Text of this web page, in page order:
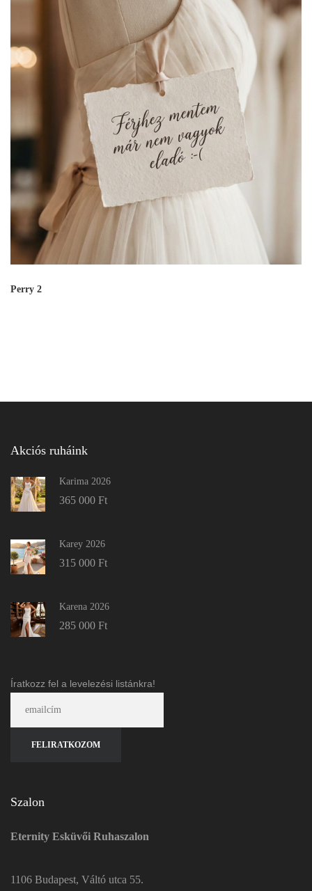
Perry 2
Akciós ruháink
Karima 2026
365 000 Ft
Karey 2026
315 000 Ft
Karena 2026
285 000 Ft
Íratkozz fel a levelezési listánkra!
Szalon
Eternity Esküvői Ruhaszalon
1106 Budapest, Váltó utca 55.